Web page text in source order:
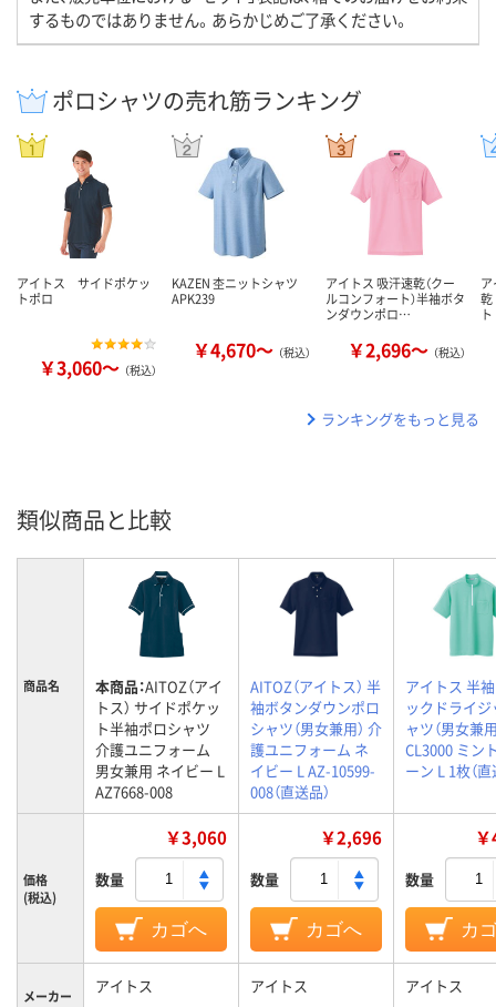
するものではありません。あらかじめご了承ください。
ポロシャツの売れ筋ランキング
アイトス サイドポケッ
トポロ
￥3,060～ （税込）
KAZEN 杢ニットシャツ
APK239
￥4,670～ （税込）
アイトス 吸汗速乾（クー
ルコンフォート）半袖ボタ
ンダウンポロ…
￥2,696～ （税込）
ア
ランキングをもっと見る
類似商品と比較
商品名 本商品：AITOZ（アイ
トス） サイドポケッ
ト半袖ポロシャツ
介護ユニフォーム
男女兼用 ネイビー L
AZ7668-008
AITOZ（アイトス） 半
袖ボタンダウンポロ
シャツ（男女兼用） 介
護ユニフォーム ネ
イビー L AZ-10599-
008（直送品）
アイトス 半
ックドライ
ャツ（男女兼
CL3000 ミン
ーン L 1枚（直
価格
(税込)
￥3,060
数量
カゴへ
￥2,696
数量
カゴへ
数量
カ
メーカー アイトス アイトス アイトス